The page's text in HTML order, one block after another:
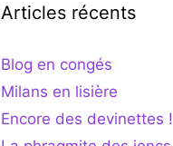
Articles récents
Blog en congés
Milans en lisière
Encore des devinettes !